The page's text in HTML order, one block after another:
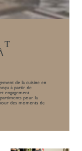
de la cuisine en
à partir de
engagement
pour la
des moments de